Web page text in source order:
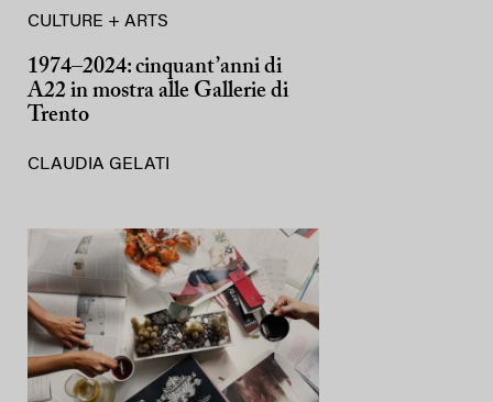
CULTURE + ARTS
1974–2024: cinquant’anni di
A22 in mostra alle Gallerie di
Trento
CLAUDIA GELATI